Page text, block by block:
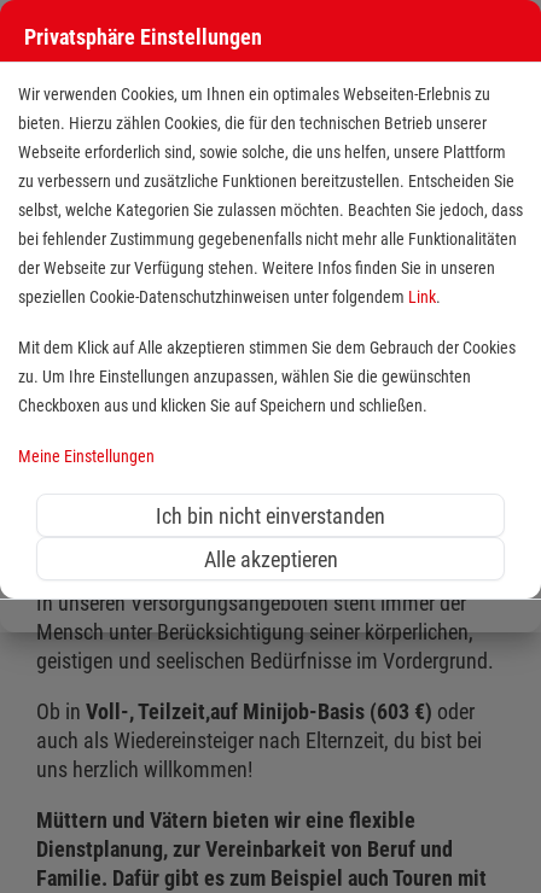
Pflegefachkraft (m/w/d) in der
ambulanten Pflege
Standort(e):Blumberg
eine professionelle Arbeitsumgebung? Dann bist du bei
uns genau richtig! Wir suchen für unserEinzugsgebiet
Donaueschingen / BlumbergPflegefachkräfte
In unseren Versorgungsangeboten steht immer der
Mensch unter Berücksichtigung seiner körperlichen,
geistigen und seelischen Bedürfnisse im Vordergrund.
Ob in Voll-, Teilzeit,auf Minijob-Basis (603 €) oder
auch als Wiedereinsteiger nach Elternzeit, du bist bei
uns herzlich willkommen!
Müttern und Vätern bieten wir eine flexible
Dienstplanung, zur Vereinbarkeit von Beruf und
Familie. Dafür gibt es zum Beispiel auch Touren mit
Privatsphäre Einstellungen
Wir verwenden Cookies, um Ihnen ein optimales Webseiten-Erlebnis zu
bieten. Hierzu zählen Cookies, die für den technischen Betrieb unserer
Webseite erforderlich sind, sowie solche, die uns helfen, unsere Plattform
zu verbessern und zusätzliche Funktionen bereitzustellen. Entscheiden Sie
selbst, welche Kategorien Sie zulassen möchten. Beachten Sie jedoch, dass
bei fehlender Zustimmung gegebenenfalls nicht mehr alle Funktionalitäten
der Webseite zur Verfügung stehen. Weitere Infos finden Sie in unseren
speziellen Cookie-Datenschutzhinweisen unter folgendem Link.
Mit dem Klick auf Alle akzeptieren stimmen Sie dem Gebrauch der Cookies
zu. Um Ihre Einstellungen anzupassen, wählen Sie die gewünschten
Checkboxen aus und klicken Sie auf Speichern und schließen.
Meine Einstellungen
Ich bin nicht einverstanden
Alle akzeptieren